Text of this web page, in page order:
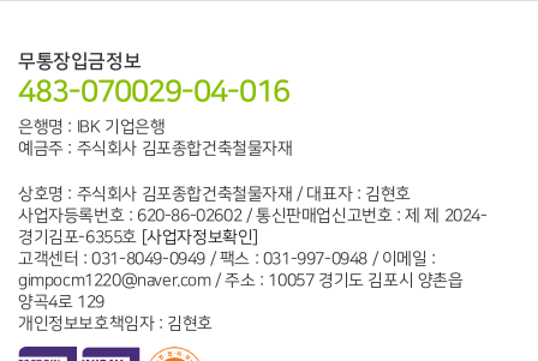
상호명 : 주식회사 김포종합건축철물자재 / 대표자 : 김현호
사업자등록번호 : 620-86-02602 / 통신판매업신고번호 : 제 제 2024-
경기김포-6355호 [사업자정보확인]
고객센터 : 031-8049-0949 / 팩스 : 031-997-0948 / 이메일 :
gimpocm1220@naver.com / 주소 : 10057 경기도 김포시 양촌읍
양곡4로 129
개인정보보호책임자 : 김현호
무통장입금정보
483-070029-04-016
은행명 : IBK 기업은행
예금주 : 주식회사 김포종합건축철물자재